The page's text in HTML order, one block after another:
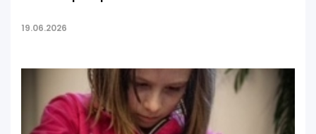
19.06.2026